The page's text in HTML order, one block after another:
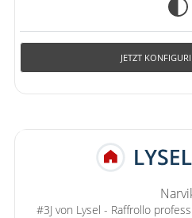
JETZT
#3J von Lysel - Raffrollo